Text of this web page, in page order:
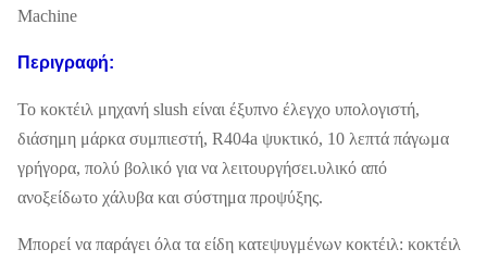
Machine
Περιγραφή:
Το κοκτέιλ μηχανή slush είναι έξυπνο έλεγχο υπολογιστή,
διάσημη μάρκα συμπιεστή, R404a ψυκτικό, 10 λεπτά πάγωμα
γρήγορα, πολύ βολικό για να λειτουργήσει.υλικό από
ανοξείδωτο χάλυβα και σύστημα προψύξης.
Μπορεί να παράγει όλα τα είδη κατεψυγμένων κοκτέιλ: κοκτέιλ